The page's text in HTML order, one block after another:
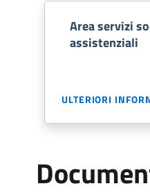
Area servizi
assistenziali
ULTERIORI